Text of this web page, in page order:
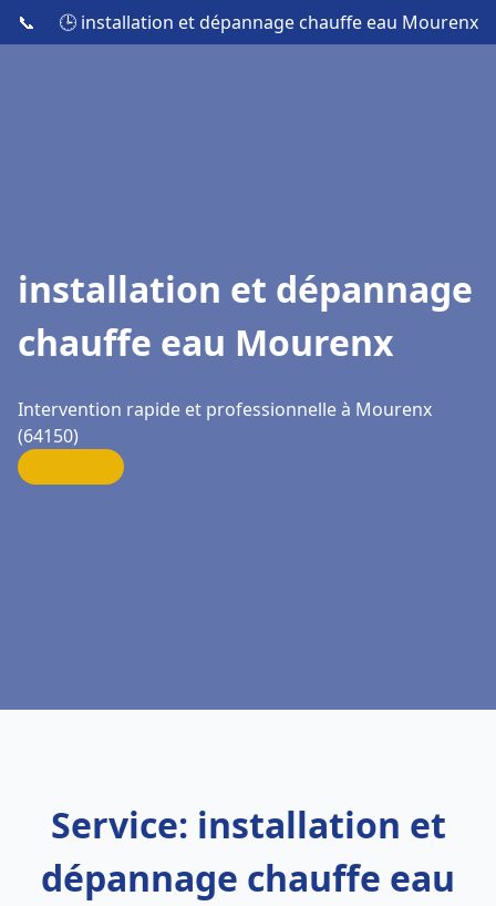
📞 🕒 installation et dépannage chauffe eau Mourenx
installation et dépannage
chauffe eau Mourenx
Intervention rapide et professionnelle à Mourenx
(64150)
Service: installation et
dépannage chauffe eau